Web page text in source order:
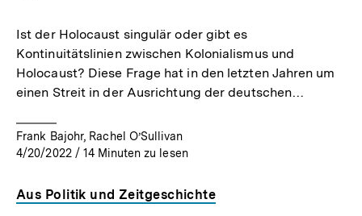
Ist der Holocaust singulär oder gibt es
Kontinuitätslinien zwischen Kolonialismus und
Holocaust? Diese Frage hat in den letzten Jahren um
einen Streit in der Ausrichtung der deutschen…
Frank Bajohr, Rachel O’Sullivan
4/20/2022 / 14 Minuten zu lesen
Aus Politik und Zeitgeschichte